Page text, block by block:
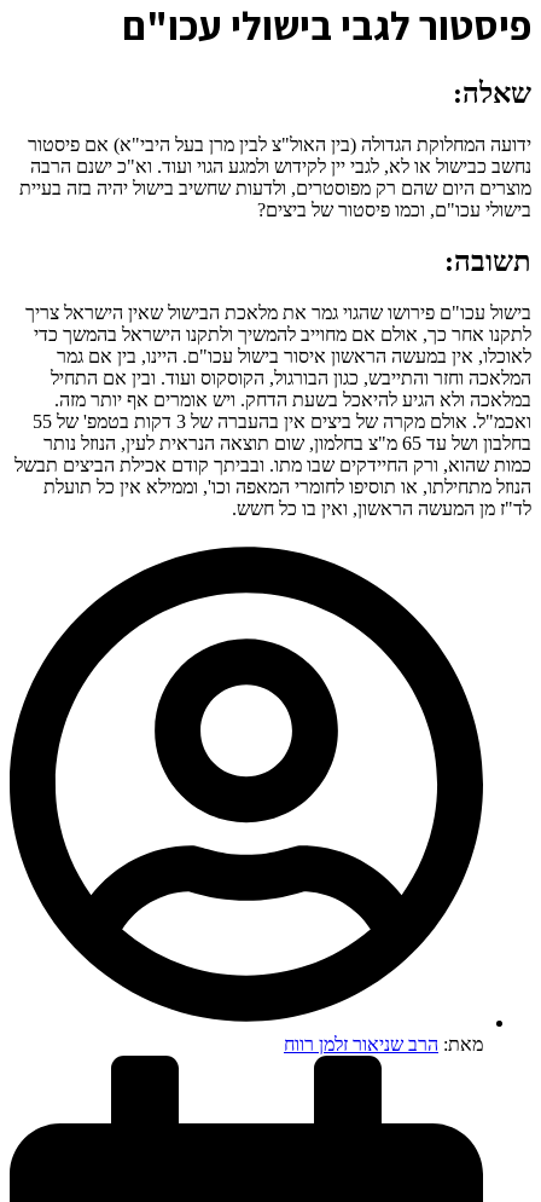
פיסטור לגבי בישולי עכו"ם
שאלה:
ידועה המחלוקת הגדולה (בין האול"צ לבין מרן בעל היבי"א) אם פיסטור
נחשב כבישול או לא, לגבי יין לקידוש ולמגע הגוי ועוד. וא"כ ישנם הרבה
מוצרים היום שהם רק מפוסטרים, ולדעות שחשיב בישול יהיה בזה בעיית
בישולי עכו"ם, וכמו פיסטור של ביצים?
תשובה:
בישול עכו"ם פירושו שהגוי גמר את מלאכת הבישול שאין הישראל צריך
לתקנו אחר כך, אולם אם מחוייב להמשיך ולתקנו הישראל בהמשך כדי
לאוכלו, אין במעשה הראשון איסור בישול עכו"ם. היינו, בין אם גמר
המלאכה וחזר והתייבש, כגון הבורגול, הקוסקוס ועוד. ובין אם התחיל
במלאכה ולא הגיע להיאכל בשעת הדחק. ויש אומרים אף יותר מזה.
ואכמ"ל. אולם מקרה של ביצים אין בהעברה של 3 דקות בטמפ' של 55
בחלבון ושל עד 65 מ"צ בחלמון, שום תוצאה הנראית לעין, הנוזל נותר
כמות שהוא, ורק החיידקים שבו מתו. ובביתך קודם אכילת הביצים תבשל
הנוזל מתחילתו, או תוסיפו לחומרי המאפה וכו', וממילא אין כל תועלת
לד"ז מן המעשה הראשון, ואין בו כל חשש.
מאת: הרב שניאור זלמן רווח